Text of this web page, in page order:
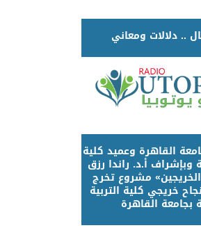
.. دلالات ومعاني
القاهرة وعميد كلية
وبإشراف أ.د. راندا رزق
مشروع تخرج
خريجي كلية التربية
بجامعة القاهرة